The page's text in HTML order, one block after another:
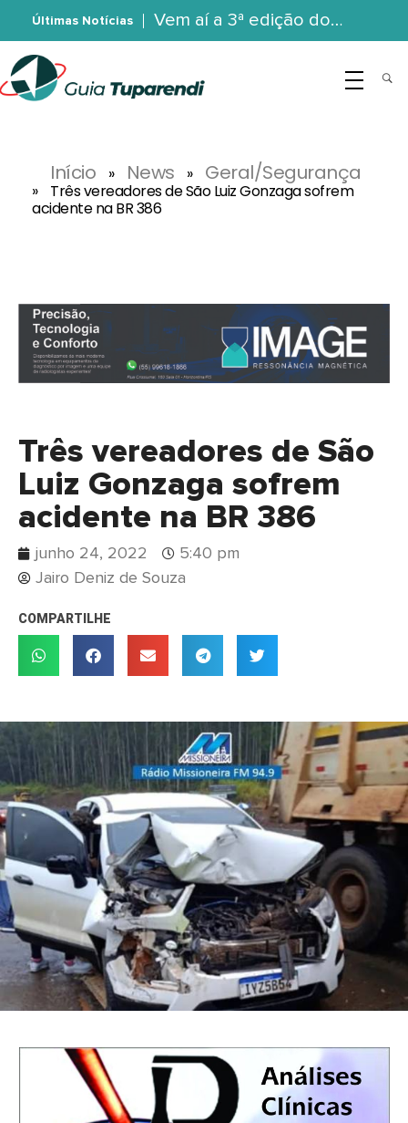
Últimas Notícias Vem aí a 3ª edição do…
Início » News » Geral/Segurança
»
Três vereadores de São Luiz Gonzaga sofrem
acidente na BR 386
Três vereadores de São
Luiz Gonzaga sofrem
acidente na BR 386
junho 24, 2022
5:40 pm
Jairo Deniz de Souza
COMPARTILHE